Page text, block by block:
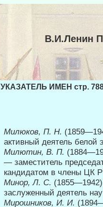
В.И.Ленин
УКАЗАТЕЛЬ ИМЕН стр.
Милюков, П. Н.
активный деятель
Милютин, В. П.
— заместитель
кандидатом в члены ЦК
Минор, Л. С.
заслуженный деятель
Мирошников, И. И.